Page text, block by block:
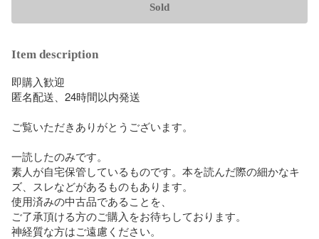
Sold
Item description
即購入歓迎
匿名配送、24時間以内発送
ご覧いただきありがとうございます。
一読したのみです。
素人が自宅保管しているものです。本を読んだ際の細かなキ
ズ、スレなどがあるものもあります。
使用済みの中古品であることを、
ご了承頂ける方のご購入をお待ちしております。
神経質な方はご遠慮ください。